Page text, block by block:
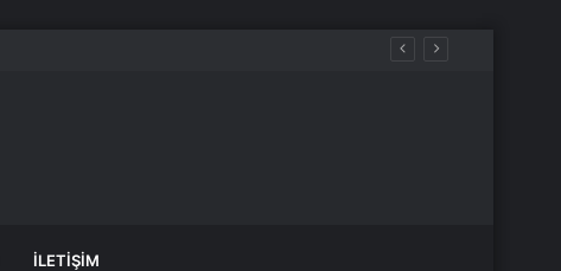
İLETIŞIM